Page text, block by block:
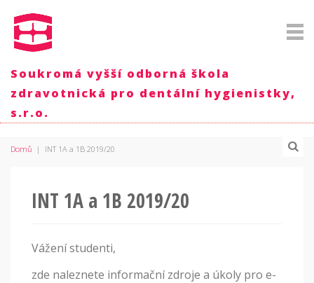
Soukromá vyšší odborná škola
zdravotnická pro dentální hygienistky,
s.r.o.
Domů | INT 1A a 1B 2019/20
INT 1A a 1B 2019/20
Vážení studenti,
zde naleznete informační zdroje a úkoly pro e-